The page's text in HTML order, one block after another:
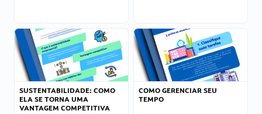
SUSTENTABILIDADE: COMO
ELA SE TORNA UMA
VANTAGEM COMPETITIVA
COMO GERENCIAR SEU
TEMPO